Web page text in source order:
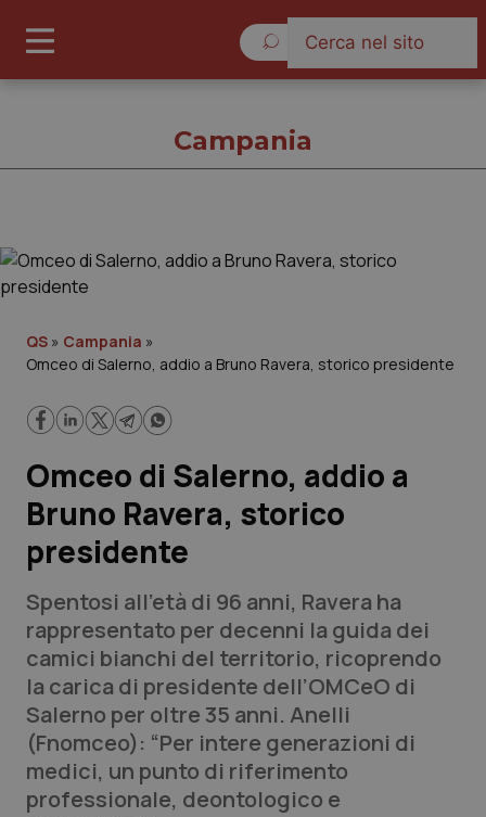
Governo e Parlamento
Regioni e Asl
Lavoro e Professioni
Scienza e Farmaci
Studi e Analisi
Lettere al direttore
Edizioni Regionali
QS Pro
Campania
QS » Campania »
Omceo di Salerno, addio a Bruno Ravera, storico presidente
Omceo di Salerno, addio a
Bruno Ravera, storico
presidente
Spentosi all’età di 96 anni, Ravera ha
rappresentato per decenni la guida dei
camici bianchi del territorio, ricoprendo
la carica di presidente dell’OMCeO di
Salerno per oltre 35 anni. Anelli
(Fnomceo): “Per intere generazioni di
medici, un punto di riferimento
professionale, deontologico e